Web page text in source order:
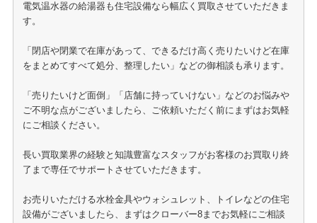
電気温水器の給湯器も住宅設備なら幅広く買取させていただきま
す。
「閉店や閉業で在庫があって、できるだけ高く売りたいけど在庫
をまとめてすべて処分、整理したい」などの御相談も承ります。
「売りたいけど面倒」「店舗に持っていけない」などのお悩みや
ご不明な点がございましたら、ご依頼いただく前にまずはお気軽
にご相談ください。
長い買取業界の経験と知識豊富なスタッフがお客様のお買取り終
了まで専任でサポートさせていただきます。
お売りいただける水栓金具やウォシュレット、トイレなどの住宅
設備がございましたら、まずはクローバー8までお気軽にご相談